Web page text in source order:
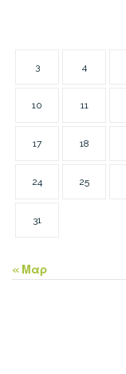
3 4
10 11
17 18
24 25
31
« Μαρ